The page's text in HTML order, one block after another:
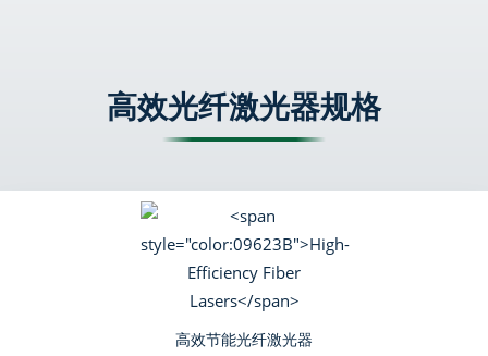
高效光纤激光器规格
高效节能光纤激光器